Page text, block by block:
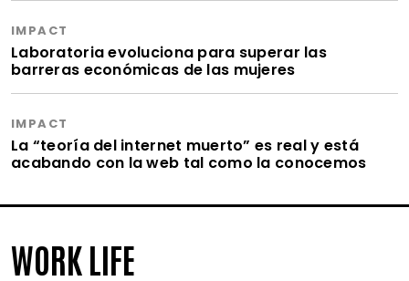
IMPACT
Laboratoria evoluciona para superar las
barreras económicas de las mujeres
IMPACT
La “teoría del internet muerto” es real y está
acabando con la web tal como la conocemos
WORK LIFE